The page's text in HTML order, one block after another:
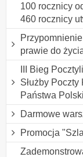
100 rocznicy
460 rocznicy
prawie do
III Bieg
Służby
Państwa
Darmowe
Promocja